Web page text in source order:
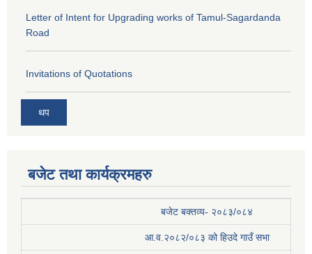
Letter of Intent for Upgrading works of Tamul-Sagardanda
Road
Invitations of Quotations
थप
बजेट तथा कार्यक्रमहरु
बजेट बक्तव्य- २०८३/०८४
आ.व.२०८२/०८३ को हिउदे गाउँ सभा